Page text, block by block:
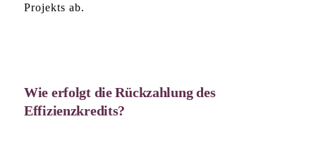
Projekts ab.
Wie erfolgt die Rückzahlung des
Effizienzkredits?